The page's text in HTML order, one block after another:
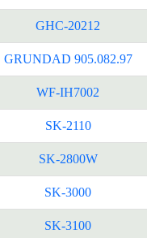
GHC-20212
GRUNDAD 905.082.97
WF-IH7002
SK-2110
SK-2800W
SK-3000
SK-3100